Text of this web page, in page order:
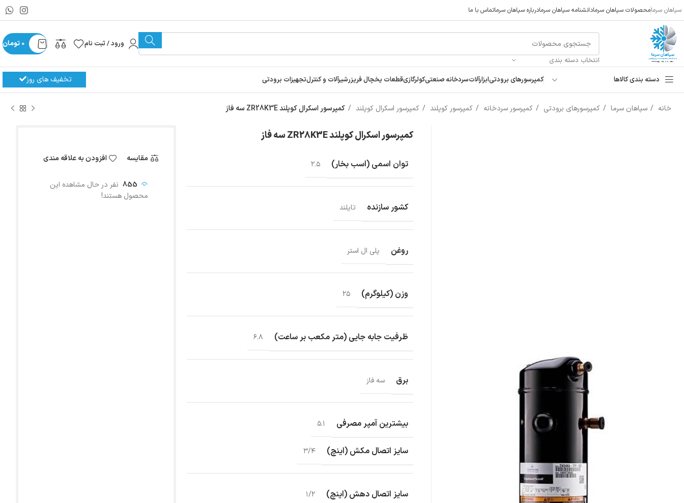
سپاهان سرمامحصولات سپاهان سرمادانشنامه سپاهان سرمادرباره سپاهان سرماتماس با ما
انتخاب دسته بندی
ورود / ثبت نام 0 تومان
دسته بندی کالاها کمپرسورهای برودتیابزارآلاتسردخانه صنعتیکولرگازیقطعات یخچال فریزرشیرآلات و کنترلتجهیزات برودتی تخفیف های روز
خانه سپاهان سرما کمپرسورهای برودتی کمپرسور سردخانه کمپرسور کوپلند کمپرسور اسکرال کوپلند کمپرسور اسکرال کوپلند ZR28K3E سه فاز
کمپرسور اسکرال کوپلند ZR28K3E سه فاز
توان اسمی (اسب بخار) ۲.۵
کشور سازنده تایلند
روغن پلی ال استر
وزن (کیلوگرم) ۲۵
ظرفیت جابه جایی (متر مکعب بر ساعت) ۶.۸
برق سه فاز
بیشترین آمپر مصرفی ۵.۱
سایز اتصال مکش (اینچ) ۳/۴
سایز اتصال دهش (اینچ) ۱/۲
مقایسه افزودن به علاقه مندی
855 نفر در حال مشاهده این
محصول هستند!